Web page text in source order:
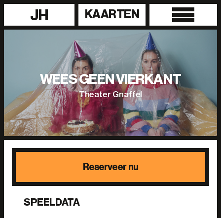
JH KAARTEN
WEES GEEN VIERKANT
Theater Gnaffel
Reserveer nu
SPEELDATA